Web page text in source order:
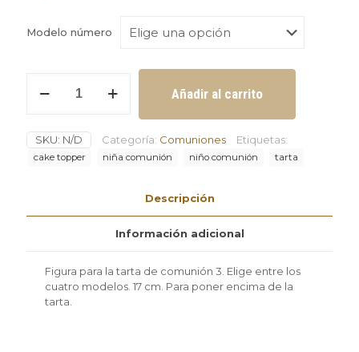
Modelo número
para
de
comunión
Añadir al carrito
SKU: N/D Categoría: Comuniones Etiquetas:
cake topper niña comunión niño comunión tarta
Descripción
Información adicional
Figura para la tarta de comunión 3. Elige entre los
cuatro modelos. 17 cm. Para poner encima de la
tarta.